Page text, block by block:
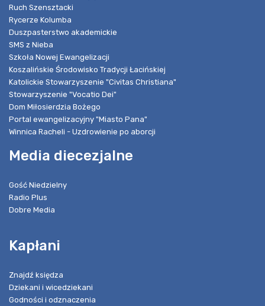
Ruch Szensztacki
Rycerze Kolumba
Duszpasterstwo akademickie
SMS z Nieba
Szkoła Nowej Ewangelizacji
Koszalińskie Środowisko Tradycji Łacińskiej
Katolickie Stowarzyszenie "Civitas Christiana"
Stowarzyszenie "Vocatio Dei"
Dom Miłosierdzia Bożego
Portal ewangelizacyjny "Miasto Pana"
Winnica Racheli - Uzdrowienie po aborcji
Media diecezjalne
Gość Niedzielny
Radio Plus
Dobre Media
Kapłani
Znajdź księdza
Dziekani i wicedziekani
Godności i odznaczenia